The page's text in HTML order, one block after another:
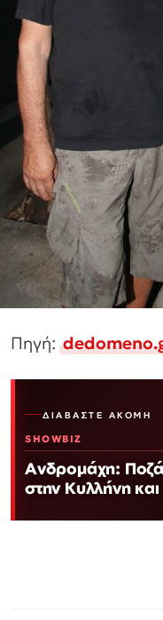
Πηγή:
ΔΙΑΒΆΣΤΕ ΑΚΌΜΗ
SHOWBIZ
Ανδρομάχη:
στην Κυλλήνη και